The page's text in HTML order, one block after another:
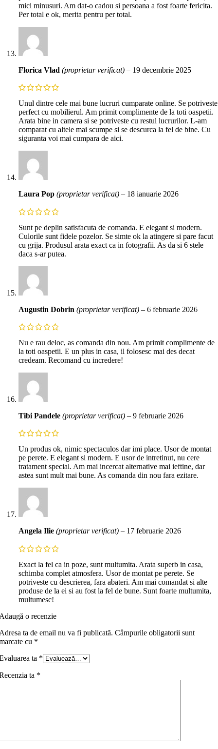
mici minusuri. Am dat-o cadou si persoana a fost foarte fericita.
Per total e ok, merita pentru per total.
Florica Vlad (proprietar verificat) – 19 decembrie 2025
Unul dintre cele mai bune lucruri cumparate online. Se potriveste
perfect cu mobilierul. Am primit complimente de la toti oaspetii.
Arata bine in camera si se potriveste cu restul lucrurilor. L-am
comparat cu altele mai scumpe si se descurca la fel de bine. Cu
siguranta voi mai cumpara de aici.
Laura Pop (proprietar verificat) – 18 ianuarie 2026
Sunt pe deplin satisfacuta de comanda. E elegant si modern.
Culorile sunt fidele pozelor. Se simte ok la atingere si pare facut
cu grija. Produsul arata exact ca in fotografii. As da si 6 stele
daca s-ar putea.
Augustin Dobrin (proprietar verificat) – 6 februarie 2026
Nu e rau deloc, as comanda din nou. Am primit complimente de
la toti oaspetii. E un plus in casa, il folosesc mai des decat
credeam. Recomand cu incredere!
Tibi Pandele (proprietar verificat) – 9 februarie 2026
Un produs ok, nimic spectaculos dar imi place. Usor de montat
pe perete. E elegant si modern. E usor de intretinut, nu cere
tratament special. Am mai incercat alternative mai ieftine, dar
astea sunt mult mai bune. As comanda din nou fara ezitare.
Angela Ilie (proprietar verificat) – 17 februarie 2026
Exact la fel ca in poze, sunt multumita. Arata superb in casa,
schimba complet atmosfera. Usor de montat pe perete. Se
potriveste cu descrierea, fara abateri. Am mai comandat si alte
produse de la ei si au fost la fel de bune. Sunt foarte multumita,
multumesc!
o recenzie
ta de email nu va fi publicată. Câmpurile obligatorii sunt
cu *
ta *
ta *